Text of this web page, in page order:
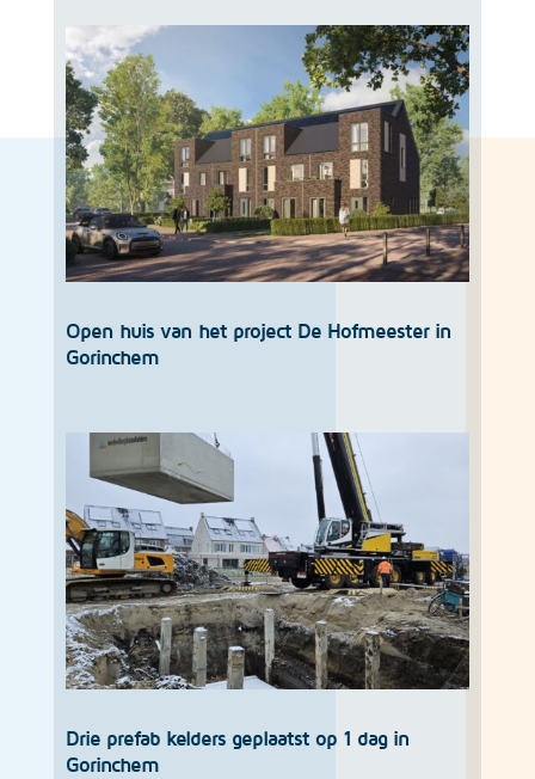
Open huis van het project De Hofmeester in
Gorinchem
Drie prefab kelders geplaatst op 1 dag in
Gorinchem